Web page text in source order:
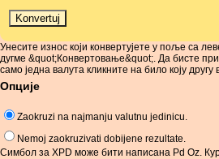
Унесите износ који конвертујете у поље са
дугме &quot;Конвертовање&quot;. Да бисте
само једна валута кликните на било коју другу
Опције
Zaokruzi na najmanju valutnu jedinicu.
Nemoj zaokruzivati dobijene rezultate.
Симбол за XPD може бити написана Pd Oz.